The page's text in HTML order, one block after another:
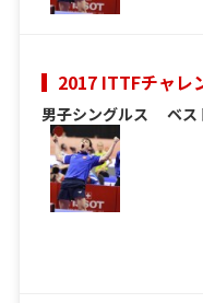
2017 ITTFチャレ
男子シングルス ベス